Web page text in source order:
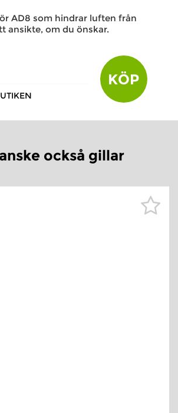
AD8 som hindrar luften från
ansikte, om du önskar.
KÖP
också gillar